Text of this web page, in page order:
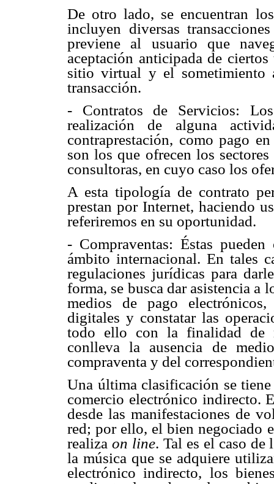
De otro lado, se encuentran
incluyen diversas
previene al usuario que
aceptación anticipada de
sitio virtual y el sometimiento
transacción.
- Contratos de Servicios:
realización de alguna
contraprestación, como pago
son los que ofrecen los
consultoras, en cuyo caso los
A esta tipología de contrato
prestan por Internet, haciendo
referiremos en su oportunidad.
- Compraventas: Éstas
ámbito internacional. En tales
regulaciones jurídicas para
forma, se busca dar asistencia a
medios de pago
digitales y constatar las
todo ello con la finalidad de
conlleva la ausencia de
compraventa y del
Una última clasificación se
comercio electrónico indirecto.
desde las manifestaciones de
red; por ello, el bien negociado
realiza on line. Tal es el caso
la música que se adquiere
electrónico indirecto, los